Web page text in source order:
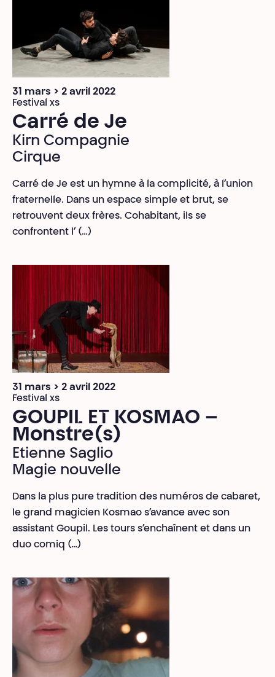
31 mars > 2 avril 2022
Festival xs
Carré de Je
Kirn Compagnie
Cirque
Carré de Je est un hymne à la complicité, à l’union
fraternelle. Dans un espace simple et brut, se
retrouvent deux frères. Cohabitant, ils se
confrontent l’ (…)
31 mars > 2 avril 2022
Festival xs
GOUPIL ET KOSMAO –
Monstre(s)
Etienne Saglio
Magie nouvelle
Dans la plus pure tradition des numéros de cabaret,
le grand magicien Kosmao s’avance avec son
assistant Goupil. Les tours s’enchaînent et dans un
duo comiq (…)